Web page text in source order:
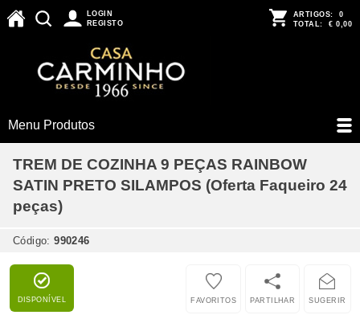
LOGIN
REGISTO
ARTIGOS: 0
TOTAL: € 0,00
Menu Produtos
TREM DE COZINHA 9 PEÇAS RAINBOW
SATIN PRETO SILAMPOS (Oferta Faqueiro 24
peças)
Código:990246
DISPONÍVEL SUGERIR
PARTILHAR
FAVORITOS